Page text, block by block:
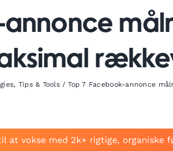
, Tips & Tools / Top 7 Facebook-annonce
at vokse med 2k+ rigtige, organiske